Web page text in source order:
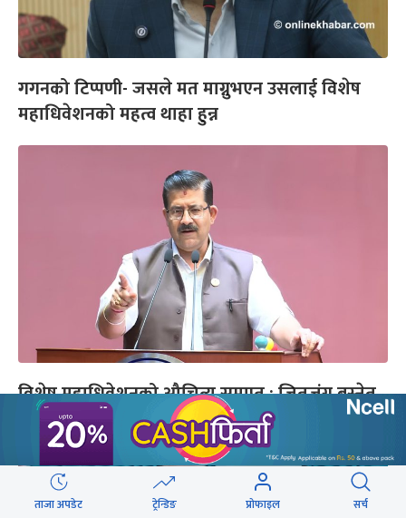
गगनको टिप्पणी- जसले मत माग्नुभएन उसलाई विशेष
महाधिवेशनको महत्व थाहा हुन्न
विशेष महाधिवेशनको औचित्य समाप्त : जितजंग बस्नेत
ताजा अपडेट ट्रेन्डिङ प्रोफाइल सर्च